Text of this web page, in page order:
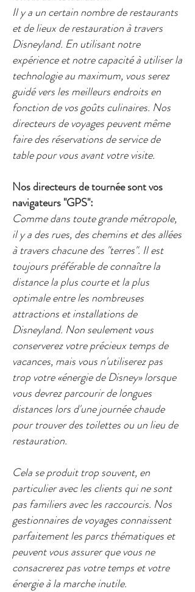
Il y a un certain nombre de restaurants
et de lieux de restauration à travers
Disneyland. En utilisant notre
expérience et notre capacité à utiliser la
technologie au maximum, vous serez
guidé vers les meilleurs endroits en
fonction de vos goûts culinaires. Nos
directeurs de voyages peuvent même
faire des réservations de service de
table pour vous avant votre visite.
Nos directeurs de tournée sont vos
navigateurs "GPS":
Comme dans toute grande métropole,
il y a des rues, des chemins et des allées
à travers chacune des "terres". Il est
toujours préférable de connaître la
distance la plus courte et la plus
optimale entre les nombreuses
attractions et installations de
Disneyland. Non seulement vous
conserverez votre précieux temps de
vacances, mais vous n'utiliserez pas
trop votre «énergie de Disney» lorsque
vous devrez parcourir de longues
distances lors d'une journée chaude
pour trouver des toilettes ou un lieu de
restauration.
Cela se produit trop souvent, en
particulier avec les clients qui ne sont
pas familiers avec les raccourcis. Nos
gestionnaires de voyages connaissent
parfaitement les parcs thématiques et
peuvent vous assurer que vous ne
consacrerez pas votre temps et votre
énergie à la marche inutile.